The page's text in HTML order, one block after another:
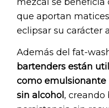
que aportan
eclipsar su carácter
Además del fat-
bartenders están
como emulsionante
sin alcohol , creando